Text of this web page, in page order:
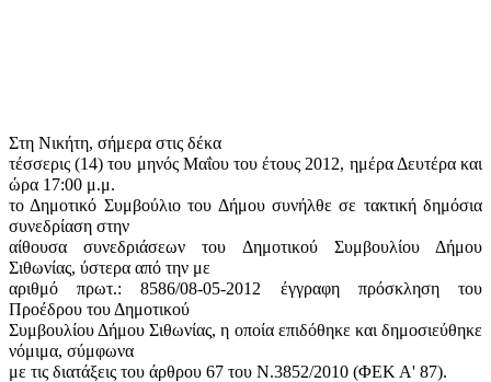
Στη Νικήτη, σήμερα στις δέκα
τέσσερις (14) του μηνός Μαΐου του έτους 2012, ημέρα Δευτέρα και
ώρα 17:00 μ.μ.
το Δημοτικό Συμβούλιο του Δήμου συνήλθε σε τακτική δημόσια
συνεδρίαση στην
αίθουσα συνεδριάσεων του Δημοτικού Συμβουλίου Δήμου
Σιθωνίας, ύστερα από την με
αριθμό πρωτ.: 8586/08-05-2012 έγγραφη πρόσκληση του
Προέδρου του Δημοτικού
Συμβουλίου Δήμου Σιθωνίας, η οποία επιδόθηκε και δημοσιεύθηκε
νόμιμα, σύμφωνα
με τις διατάξεις του άρθρου 67 του Ν.3852/2010 (ΦΕΚ Α' 87).